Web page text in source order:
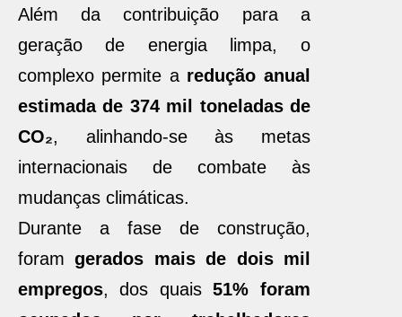
Além da contribuição para a
geração de energia limpa, o
complexo permite a redução anual
estimada de 374 mil toneladas de
CO₂, alinhando-se às metas
internacionais de combate às
mudanças climáticas.
Durante a fase de construção,
foramgerados mais de dois mil
empregos, dos quais51% foram